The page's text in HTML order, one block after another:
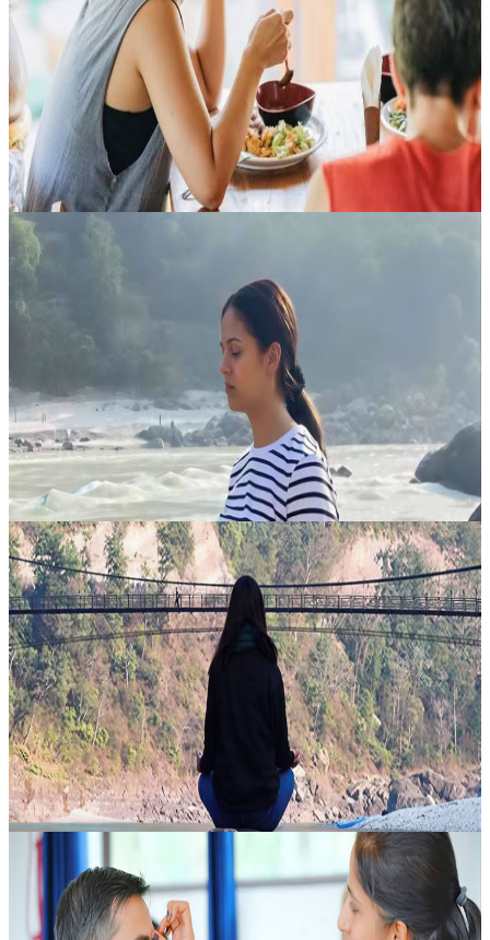
Immergiti per quasi due mesi in una pratica intensiva al Maharishi
Yoga Peeth, dove questo ritiro di formazione yoga da 500 ore in
Bali diventa un’esperienza di profonda trasformazione. Pensato per
un...
2099,00 USD
8 agosto 2026 07:30
Rishikesh, India
Ritiro di meditazione mindfulness
Un ritiro profondamente radicante, pensato per sostenere la
presenza, la calma interiore e uno stile di vita più consapevole, in un
ambiente sereno e raccolto come quello di un ashram. L’esperienza
co...
400,00 USD
8 agosto 2026 07:30
Rishikesh, India
Ritiri Silenziosi
Allontanati dal rumore della ყოველდღianità e concediti un ritiro
profondamente rigenerante, pensato per accompagnarti
nell’esplorazione del potere del silenzio. Con sistemazione privata
presso l’ashra...
400,00 USD
8 agosto 2026 07:30
Rishikesh, India
14 giorni di ritiro yoga a Rishikesh, India